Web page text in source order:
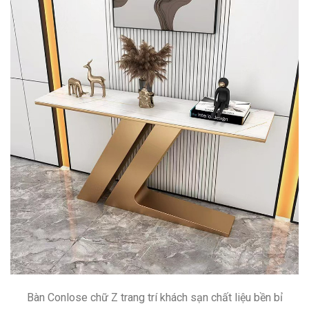
Bàn Conlose chữ Z trang trí khách sạn chất liệu bền bỉ